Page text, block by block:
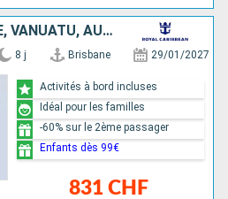
NOUVELLE-CALÉDONIE, VANUATU, AUSTRALIE
8 j Brisbane 29/01/2027
831 CHF
Activités à bord incluses
Idéal pour les familles
-60% sur le 2ème passager
Enfants dès 99€